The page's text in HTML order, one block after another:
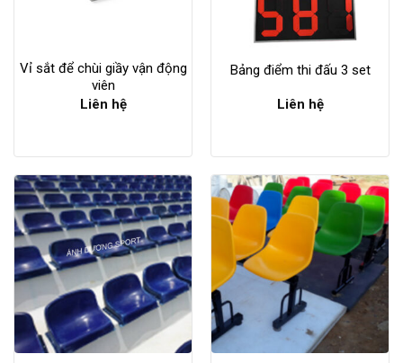
Vỉ sắt để chùi giầy vận động
viên
Liên hệ
Bảng điểm thi đấu 3 set
Liên hệ